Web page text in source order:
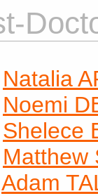
Natalia
Noemi
Shelece
Matthew
Adam